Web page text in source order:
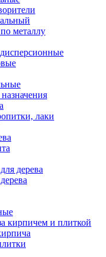
металлу
лаки
дерева
кирпичем и плиткой